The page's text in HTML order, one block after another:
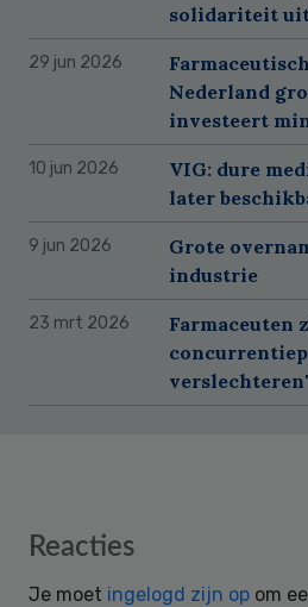
solidariteit
29 jun 2026
Nederland
investeert
10 jun 2026
VIG: dure
later
9 jun 2026
Grote
industrie
23 mrt 2026
Farmaceuten
verslechteren'
Reader
Reacties
Je moet ingelogd zijn op om